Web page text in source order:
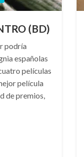
(BD)
podría
españolas
películas
película
de premios,